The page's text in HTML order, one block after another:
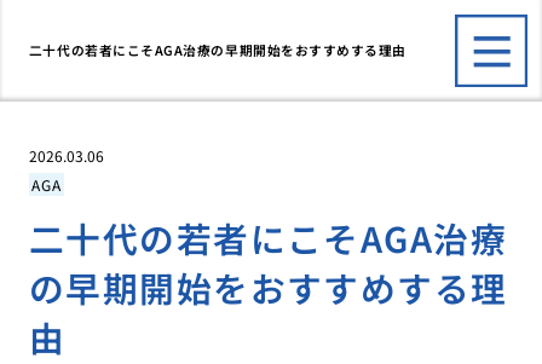
二十代の若者にこそAGA治療の早期開始をおすすめする理由
2026.03.06
AGA
二十代の若者にこそAGA治療
の早期開始をおすすめする理
由